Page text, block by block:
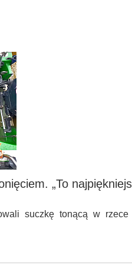
„To
suczkę tonącą w rzece